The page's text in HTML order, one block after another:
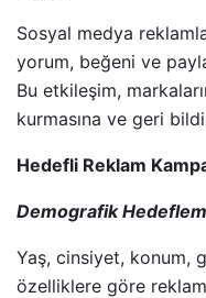
Sosyal medya
yorum, beğeni ve
Bu etkileşim,
kurmasına ve geri
Hedefli Reklam
Demografik
Yaş, cinsiyet, konum,
özelliklere göre